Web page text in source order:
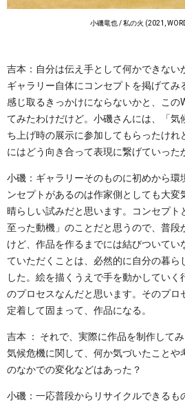
小磯竜也 / 私の火 (2021,
吉本：自分は伝え手として何かできない
ギャラリー自体にコンセプトを掲げてみ
感じ取るきっかけにならないかと、この
てみたわけだけど。小磯さんには、「気
ち上げ時の展示に参加してもらったけれ
にはどう向き合って表現に繋げていった
小磯：ギャラリーそのものに初めから環
ンセプトがあるのは作家側としても大
晴らしい試みだと思います。コンセプト
至った動機」のことだと思うので、普段
けど、作品を作るまでには結びついてい
ていただくことは、必然的に自分の暮ら
した。絵を描くうえで手を動かしていく
のプロセスなんだと思います。そのプロ
定着して固まって、作品になる。
吉本 ： それで、実際に作品を制作して
気候危機に関して、何か気づいたことや
のなかでの変化などはあった？
小磯：一応普段からリサイクルできるも